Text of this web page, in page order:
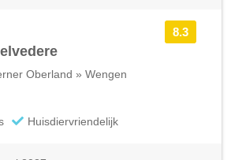
8.3
Oberland » Wengen
Huisdiervriendelijk